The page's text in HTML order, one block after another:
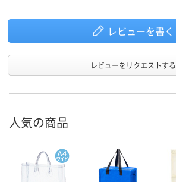
レビューを書く
レビューをリクエストする
人気の商品